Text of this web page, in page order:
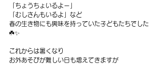
「ちょうちょいるよー」
「むしさんもいるよ」など
春の生き物にも興味を持っていた子どもたちでした
☘️✨
これからは暑くなり
お外あそびが難しい日も増えてきますが